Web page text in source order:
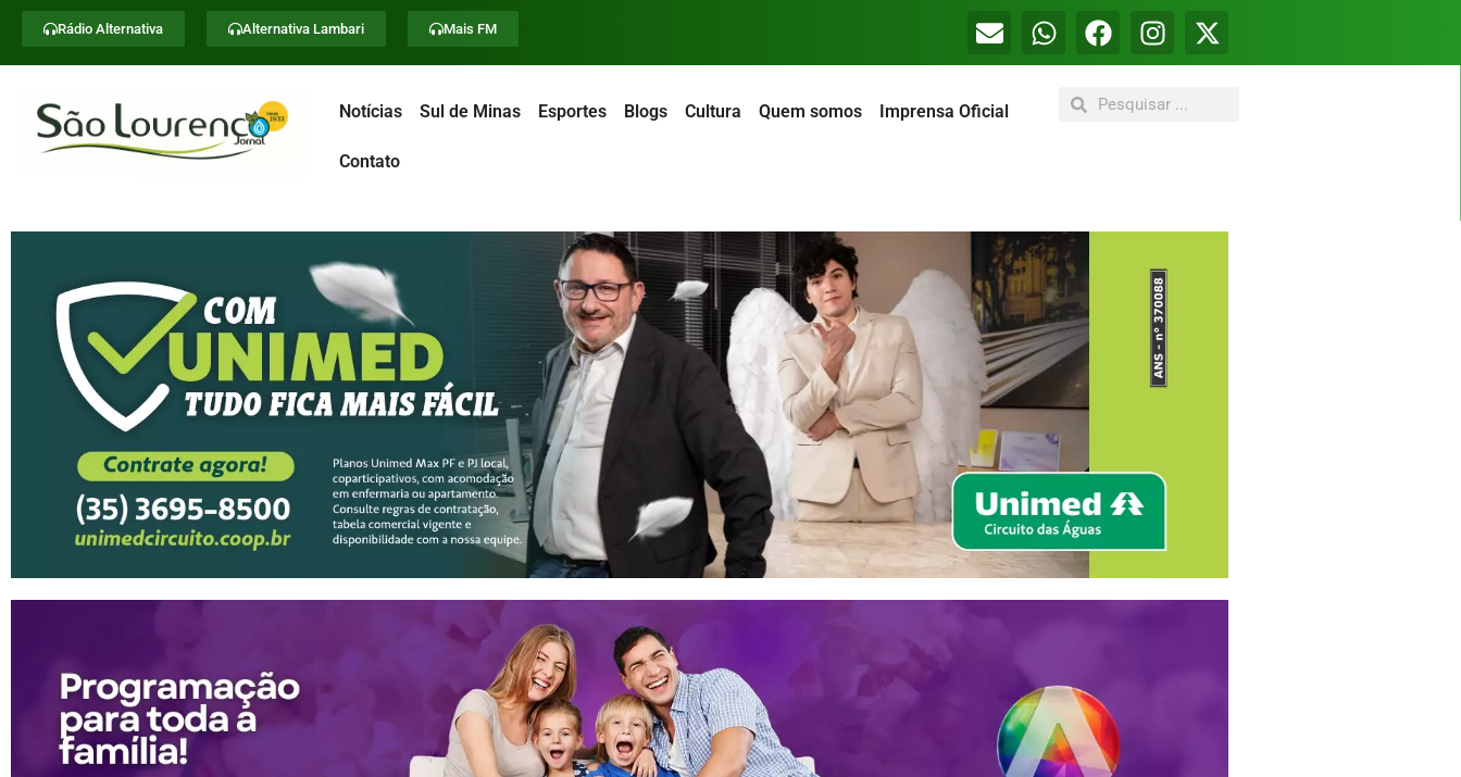
Rádio Alternativa Alternativa Lambari Mais FM
Notícias Sul de Minas Esportes Blogs Cultura Quem somos Imprensa Oficial
Contato